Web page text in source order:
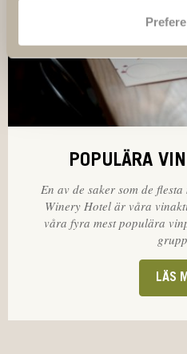
POPULÄRA
En av de saker som de
Winery Hotel är våra
våra fyra mest populära
LÄS